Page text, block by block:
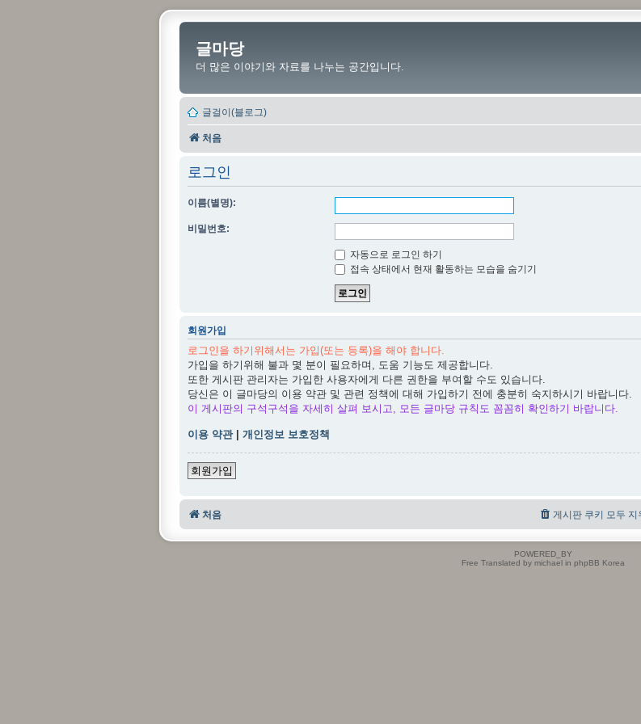
글마당
더 많은 이야기와 자료를 나누는 공간입니다.
글걸이(블로그)
처음
로그인
이름(별명):
비밀번호:
자동으로 로그인 하기
접속 상태에서 현재 활동하는 모습을 숨기기
회원가입
로그인을 하기위해서는 가입(또는 등록)을 해야 합니다.
가입을 하기위해 불과 몇 분이 필요하며, 도움 기능도 제공합니다.
또한 게시판 관리자는 가입한 사용자에게 다른 권한을 부여할 수도 있습니다.
당신은 이 글마당의 이용 약관 및 관련 정책에 대해 가입하기 전에 충분히 숙지하시기 바랍니다.
이 게시판의 구석구석을 자세히 살펴 보시고, 모든 글마당 규칙도 꼼꼼히 확인하기 바랍니다.
이용 약관| 개인정보 보호정책
회원가입
처음 게시판 쿠키 모두 지
POWERED_BY
Free Translated by michael in phpBB Korea